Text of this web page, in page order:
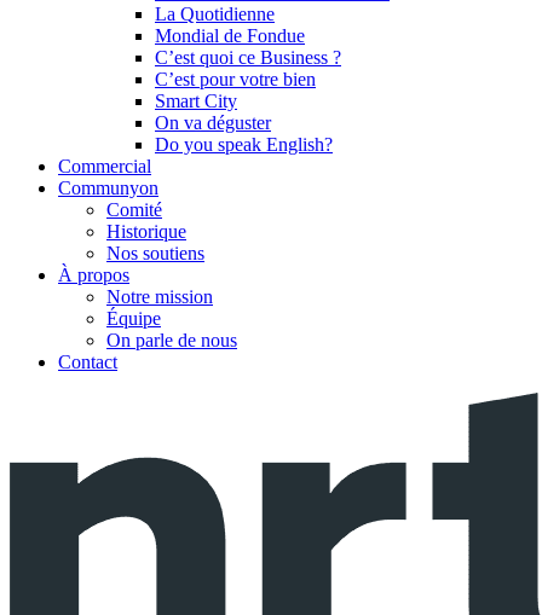
La Quotidienne
Mondial de Fondue
C’est quoi ce Business ?
C’est pour votre bien
Smart City
On va déguster
Do you speak English?
Commercial
Communyon
Comité
Historique
Nos soutiens
À propos
Notre mission
Équipe
On parle de nous
Contact